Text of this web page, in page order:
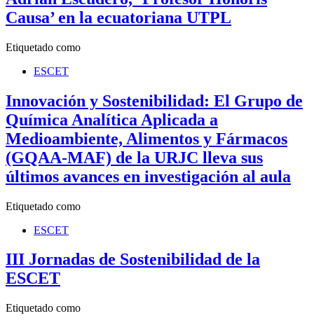
Causa’ en la ecuatoriana UTPL
Etiquetado como
ESCET
Innovación y Sostenibilidad: El Grupo de
Química Analítica Aplicada a
Medioambiente, Alimentos y Fármacos
(GQAA-MAF) de la URJC lleva sus
últimos avances en investigación al aula
Etiquetado como
ESCET
III Jornadas de Sostenibilidad de la
ESCET
Etiquetado como